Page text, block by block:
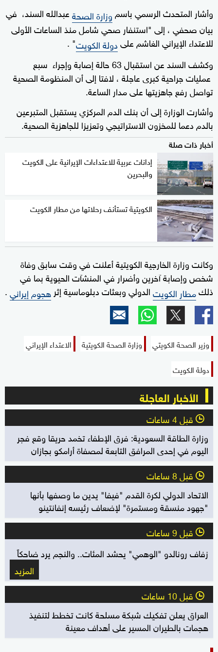
وأشار المتحدث الرسمي باسم وزارة الصحةعبدالله السند، في
بيان صحفي ، إلى "استنفار صحي شامل منذ الساعات الأولى
للاعتداء الإيراني الغاشم علىدولة الكويت" .
وكشف السند عن استقبال 63 حالة إصابة وإجراء سبع
عمليات جراحية كبرى عاجلة ، لافتا إلى أن المنظومة الصحية
تواصل رفع جاهزيتها على مدار الساعة.
وأشارت الوزارة إلى أن بنك الدم المركزي يستقبل المتبرعين
بالدم دعما للمخزون الاستراتيجي وتعزيزا للجاهزية الصحية.
أخبار ذات صلة
إدانات عربية للاعتداءات الإيرانية على الكويت
والبحرين
الكويتية تستأنف رحلاتها من مطار الكويت
وكانت وزارة الخارجية الكويتية أعلنت في وقت سابق وفاة
شخص وإصابة آخرين وأضرار في المنشآت الحيوية بما في
ذلكمطار الكويتالدولي وبعثات دبلوماسية إثر هجوم إيراني.
وزير الصحة الكويتي وزارة الصحة الكويتية
الاعتداء الإيراني
دولة الكويت
الأخبار العاجلة
l قبل 4 ساعات
وزارة الطاقة السعودية: فرق الإطفاء تخمد حريقا وقع فجر
اليوم في إحدى المرافق التابعة لمصفاة أرامكو بجازان
l قبل 8 ساعات
الاتحاد الدولي لكرة القدم "فيفا" يدين ما وصفها بأنها
"جهود منسقة ومستمرة" لإضعاف رئيسه إنفانتينو
l قبل 9 ساعات
زفاف رونالدو "الوهمي" يحشد المئات.. والنجم يرد ضاحكاً
المزيد
l قبل 10 ساعات
العراق يعلن تفكيك شبكة مسلحة كانت تخطط لتنفيذ
هجمات بالطيران المسير على أهداف معينة